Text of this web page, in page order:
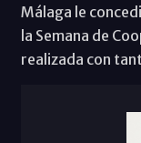
Málaga le
la Semana de
realizada con